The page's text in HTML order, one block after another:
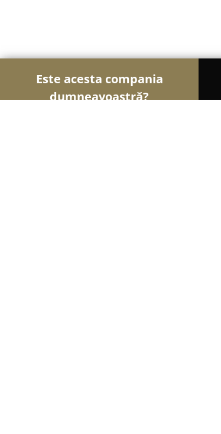
Este acesta compania
dumneavoastră?